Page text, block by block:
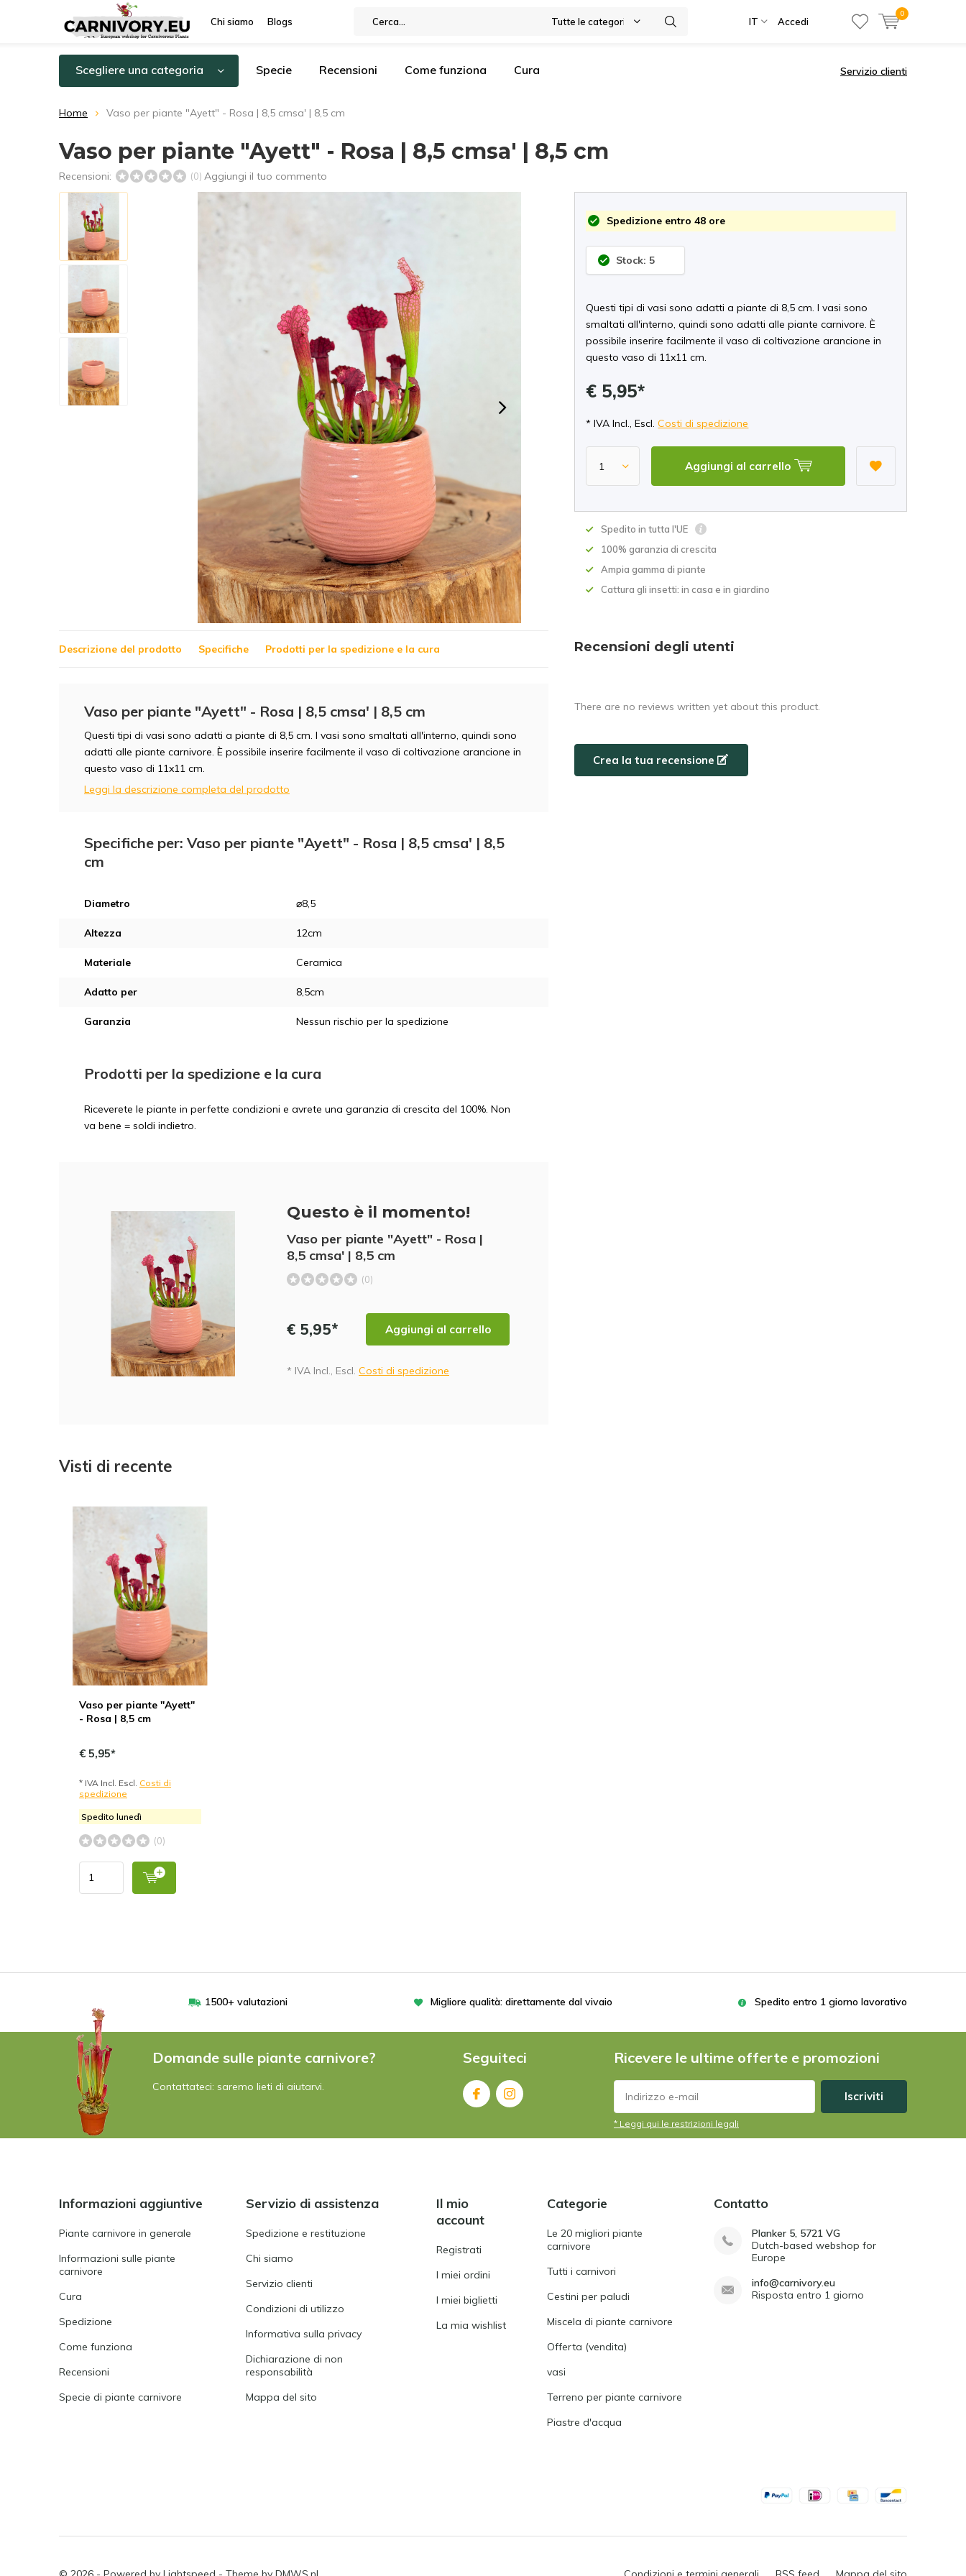
Chi siamo Blogs Tutte le categorie IT Accedi
0
Scegliere una categoria Specie Recensioni Come funziona Cura Servizio clienti
Home Vaso per piante "Ayett" - Rosa | 8,5 cmsa' | 8,5 cm
Vaso per piante "Ayett" - Rosa | 8,5 cmsa' | 8,5 cm
Recensioni: (0) Aggiungi il tuo commento
Spedizione entro 48 ore
Stock: 5
Questi tipi di vasi sono adatti a piante di 8,5 cm. I vasi sono
smaltati all'interno, quindi sono adatti alle piante carnivore. È
possibile inserire facilmente il vaso di coltivazione arancione in
questo vaso di 11x11 cm.
€ 5,95*
* IVA Incl., Escl.Costi di spedizione
Aggiungi al carrello
Spedito in tutta l'UE
100% garanzia di crescita
Ampia gamma di piante
Cattura gli insetti: in casa e in giardino
Descrizione del prodotto Specifiche Prodotti per la spedizione e la cura
Vaso per piante "Ayett" - Rosa | 8,5 cmsa' | 8,5 cm
Questi tipi di vasi sono adatti a piante di 8,5 cm. I vasi sono smaltati all'interno, quindi sono
adatti alle piante carnivore. È possibile inserire facilmente il vaso di coltivazione arancione in
questo vaso di 11x11 cm.
Leggi la descrizione completa del prodotto
Specifiche per: Vaso per piante "Ayett" - Rosa | 8,5 cmsa' | 8,5
cm
Diametro ⌀8,5
Altezza 12cm
Materiale Ceramica
Adatto per 8,5cm
Garanzia Nessun rischio per la spedizione
Prodotti per la spedizione e la cura
Riceverete le piante in perfette condizioni e avrete una garanzia di crescita del 100%. Non
va bene = soldi indietro.
Questo è il momento!
Vaso per piante "Ayett" - Rosa |
8,5 cmsa' | 8,5 cm
(0)
€ 5,95* Aggiungi al carrello
* IVA Incl., Escl. Costi di spedizione
Recensioni degli utenti
There are no reviews written yet about this product.
Crea la tua recensione
Visti di recente
Vaso per piante "Ayett"
- Rosa | 8,5 cm
€ 5,95*
* IVA Incl. Escl. Costi di
spedizione
Spedito lunedì
(0)
1500+ valutazioni Migliore qualità: direttamente dal vivaio Spedito entro 1 giorno lavorativo
Domande sulle piante carnivore?
Contattateci: saremo lieti di aiutarvi.
Seguiteci Ricevere le ultime offerte e promozioni
Iscriviti
* Leggi qui le restrizioni legali
Informazioni aggiuntive
Piante carnivore in generale
Informazioni sulle piante
carnivore
Cura
Spedizione
Come funziona
Recensioni
Specie di piante carnivore
Servizio di assistenza
Spedizione e restituzione
Chi siamo
Servizio clienti
Condizioni di utilizzo
Informativa sulla privacy
Dichiarazione di non
responsabilità
Mappa del sito
Il mio
account
Registrati
I miei ordini
I miei biglietti
La mia wishlist
Categorie
Le 20 migliori piante
carnivore
Tutti i carnivori
Cestini per paludi
Miscela di piante carnivore
Offerta (vendita)
vasi
Terreno per piante carnivore
Piastre d'acqua
Contatto
Planker 5, 5721 VG
Dutch-based webshop for
Europe
info@carnivory.eu
Risposta entro 1 giorno